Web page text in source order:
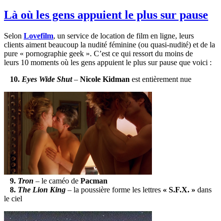
Là où les gens appuient le plus sur pause
Selon Lovefilm, un service de location de film en ligne, leurs
clients aiment beaucoup la nudité féminine (ou quasi-nudité) et de la
pure « pornographie geek ». C’est ce qui ressort du moins de
leurs 10 moments où les gens appuient le plus sur pause que voici :
10. Eyes Wide Shut– Nicole Kidman est entièrement nue
9. Tron – le caméo de Pacman
8. The Lion King – la poussière forme les lettres « S.F.X. » dans
le ciel